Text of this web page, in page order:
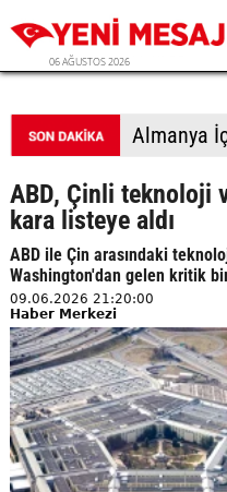
06 AĞUSTOS 2026
ABD, Çinli teknoloji
kara listeye aldı
ABD ile Çin arasındaki
Washington'dan gelen kritik
09.06.2026 21:20:00
Haber Merkezi